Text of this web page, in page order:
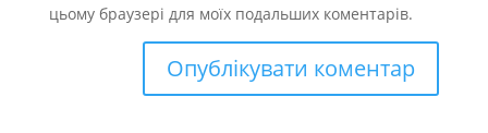
цьому браузері для моїх подальших коментарів.